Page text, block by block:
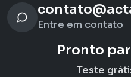
Entre em contato
Pronto
Teste